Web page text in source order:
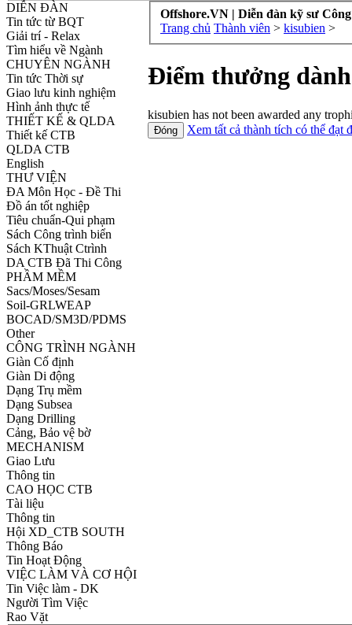
DIỄN ĐÀN
Tin tức từ BQT
Giải trí - Relax
Tìm hiểu về Ngành
CHUYÊN NGÀNH
Tin tức Thời sự
Giao lưu kinh nghiệm
Hình ảnh thực tế
THIẾT KẾ & QLDA
Thiết kế CTB
QLDA CTB
English
THƯ VIỆN
ĐA Môn Học - Đề Thi
Đồ án tốt nghiệp
Tiêu chuẩn-Qui phạm
Sách Công trình biển
Sách KThuật Ctrình
DA CTB Đã Thi Công
PHẦM MỀM
Sacs/Moses/Sesam
Soil-GRLWEAP
BOCAD/SM3D/PDMS
Other
CÔNG TRÌNH NGÀNH
Giàn Cố định
Giàn Di động
Dạng Trụ mềm
Dạng Subsea
Dạng Drilling
Cảng, Bảo vệ bờ
MECHANISM
Giao Lưu
Thông tin
CAO HỌC CTB
Tài liệu
Thông tin
Hội XD_CTB SOUTH
Thông Báo
Tin Hoạt Động
VIỆC LÀM VÀ CƠ HỘI
Tin Việc làm - DK
Người Tìm Việc
Rao Vặt
Offshore.VN | Diễn đàn kỹ sư
Trang chủ Thành viên > kisubien >
Điểm thưởng
kisubien has not been awarded any
Xem tất cả thành tích có thể đạt